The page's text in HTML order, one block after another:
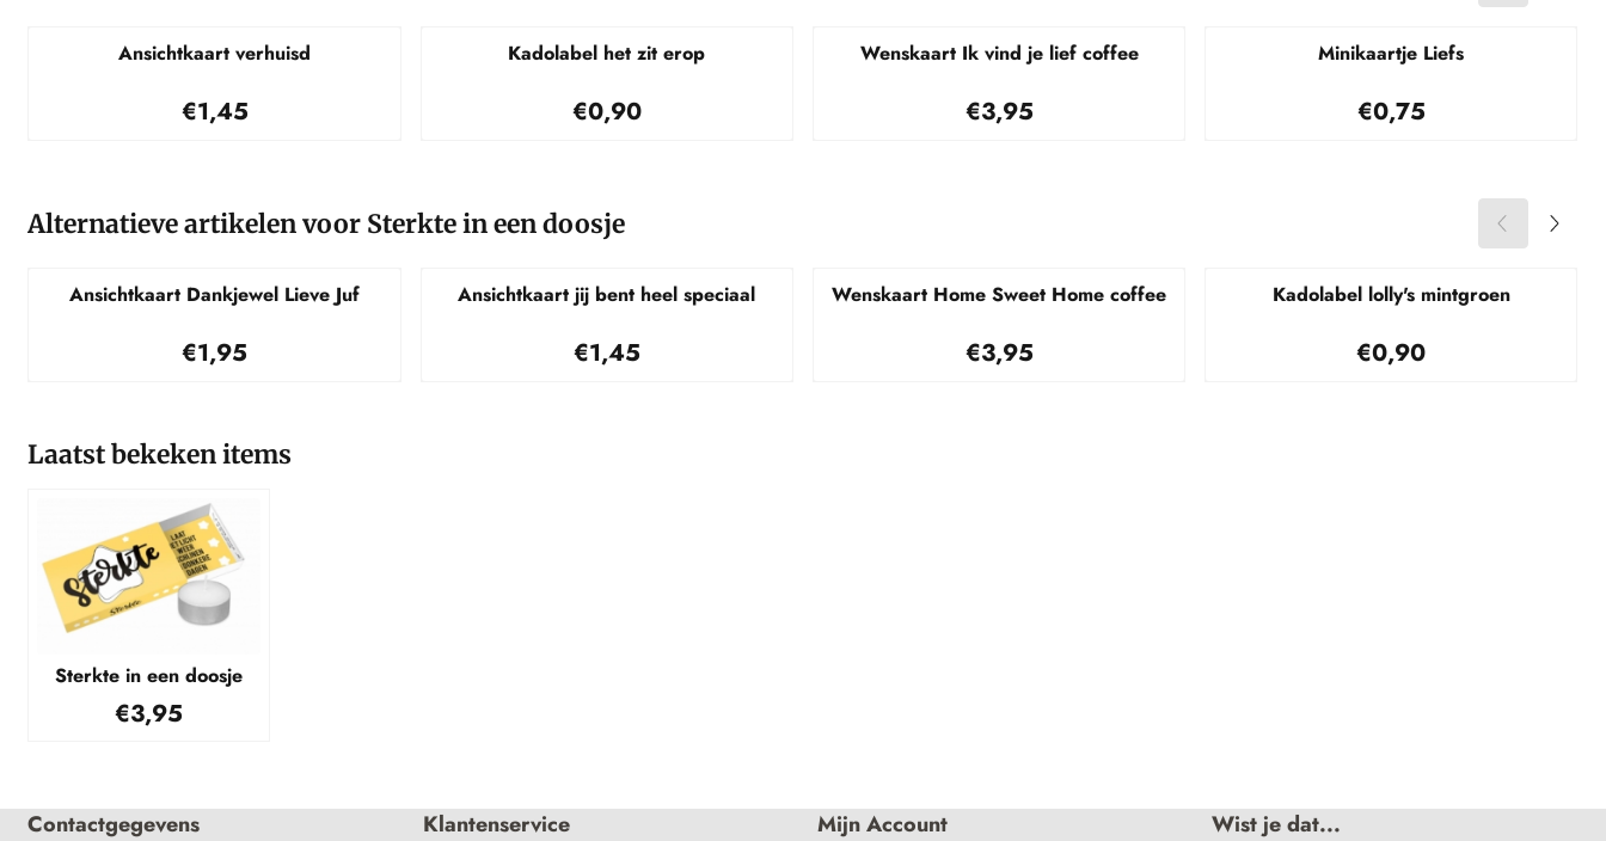
Ansichtkaart verhuisd
Prijs: 1,45
€1,45
Kadolabel het zit erop
Prijs: 0,90
€0,90
Wenskaart Ik vind je lief coffee
Prijs: 3,95
€3,95
Minikaartje Liefs
Prijs: 0,75
€0,75
Alternatieve artikelen voor Sterkte in een doosje
Ansichtkaart Dankjewel Lieve Juf
Prijs: 1,95
€1,95
Ansichtkaart jij bent heel speciaal
Prijs: 1,45
€1,45
Wenskaart Home Sweet Home coffee
Prijs: 3,95
€3,95
Kadolabel lolly's mintgroen
Prijs: 0,90
€0,90
Laatst bekeken items
Sterkte in een doosje
€3,95
Contactgegevens Klantenservice Mijn Account Wist je dat...